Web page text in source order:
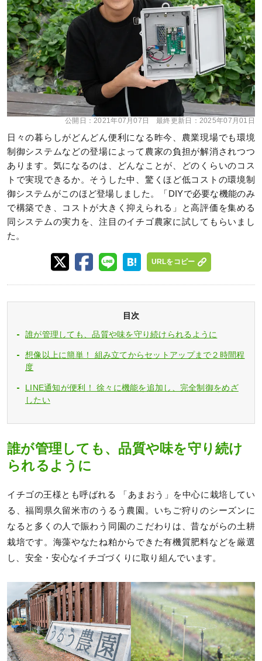
公開日：2021年07月07日 最終更新日： 2025年07月01日
日々の暮らしがどんどん便利になる昨今、農業現場でも環境
制御システムなどの登場によって農家の負担が解消されつつ
あります。気になるのは、どんなことが、どのくらいのコス
トで実現できるか。そうした中、驚くほど低コストの環境制
御システムがこのほど登場しました。「DIYで必要な機能のみ
で構築でき、コストが大きく抑えられる」と高評価を集める
同システムの実力を、注目のイチゴ農家に試してもらいまし
た。
URLをコピー
目次
誰が管理しても、品質や味を守り続けられるように
想像以上に簡単！ 組み立てからセットアップまで２時間程
度
LINE通知が便利！ 徐々に機能を追加し、完全制御をめざ
したい
誰が管理しても、品質や味を守り続け
られるように
イチゴの王様とも呼ばれる 「あまおう」を中心に栽培してい
る、福岡県久留米市のうるう農園。いちご狩りのシーズンに
なると多くの人で賑わう同園のこだわりは、昔ながらの土耕
栽培です。海藻やなたね粕からできた有機質肥料などを厳選
し、安全・安心なイチゴづくりに取り組んでいます。